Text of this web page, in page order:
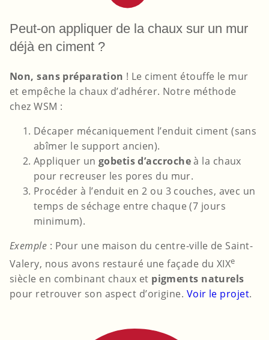
Peut-on appliquer de la chaux sur un mur
déjà en ciment ?
Non, sans préparation ! Le ciment étouffe le mur
et empêche la chaux d’adhérer. Notre méthode
chez WSM :
Décaper mécaniquement l’enduit ciment (sans
abîmer le support ancien).
Appliquer un gobetis d’accrocheà la chaux
pour recreuser les pores du mur.
Procéder à l’enduit en 2 ou 3 couches, avec un
temps de séchage entre chaque (7 jours
minimum).
Exemple : Pour une maison du centre-ville de Saint-
Valery, nous avons restauré une façade du XIXe
siècle en combinant chaux et pigments naturels
pour retrouver son aspect d’origine. Voir le projet.